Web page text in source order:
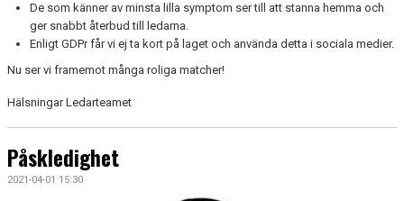
De som känner av minsta lilla symptom ser till att stanna hemma och
ger snabbt återbud till ledarna.
Enligt GDPr får vi ej ta kort på laget och använda detta i sociala medier.
Nu ser vi framemot många roliga matcher!
Hälsningar Ledarteamet
Påskledighet
2021-04-01 15:30